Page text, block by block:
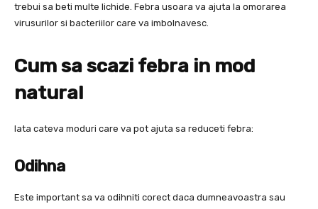
trebui sa beti multe lichide. Febra usoara va ajuta la omorarea
virusurilor si bacteriilor care va imbolnavesc.
Cum sa scazi febra in mod
natural
Iata cateva moduri care va pot ajuta sa reduceti febra:
Odihna
Este important sa va odihniti corect daca dumneavoastra sau